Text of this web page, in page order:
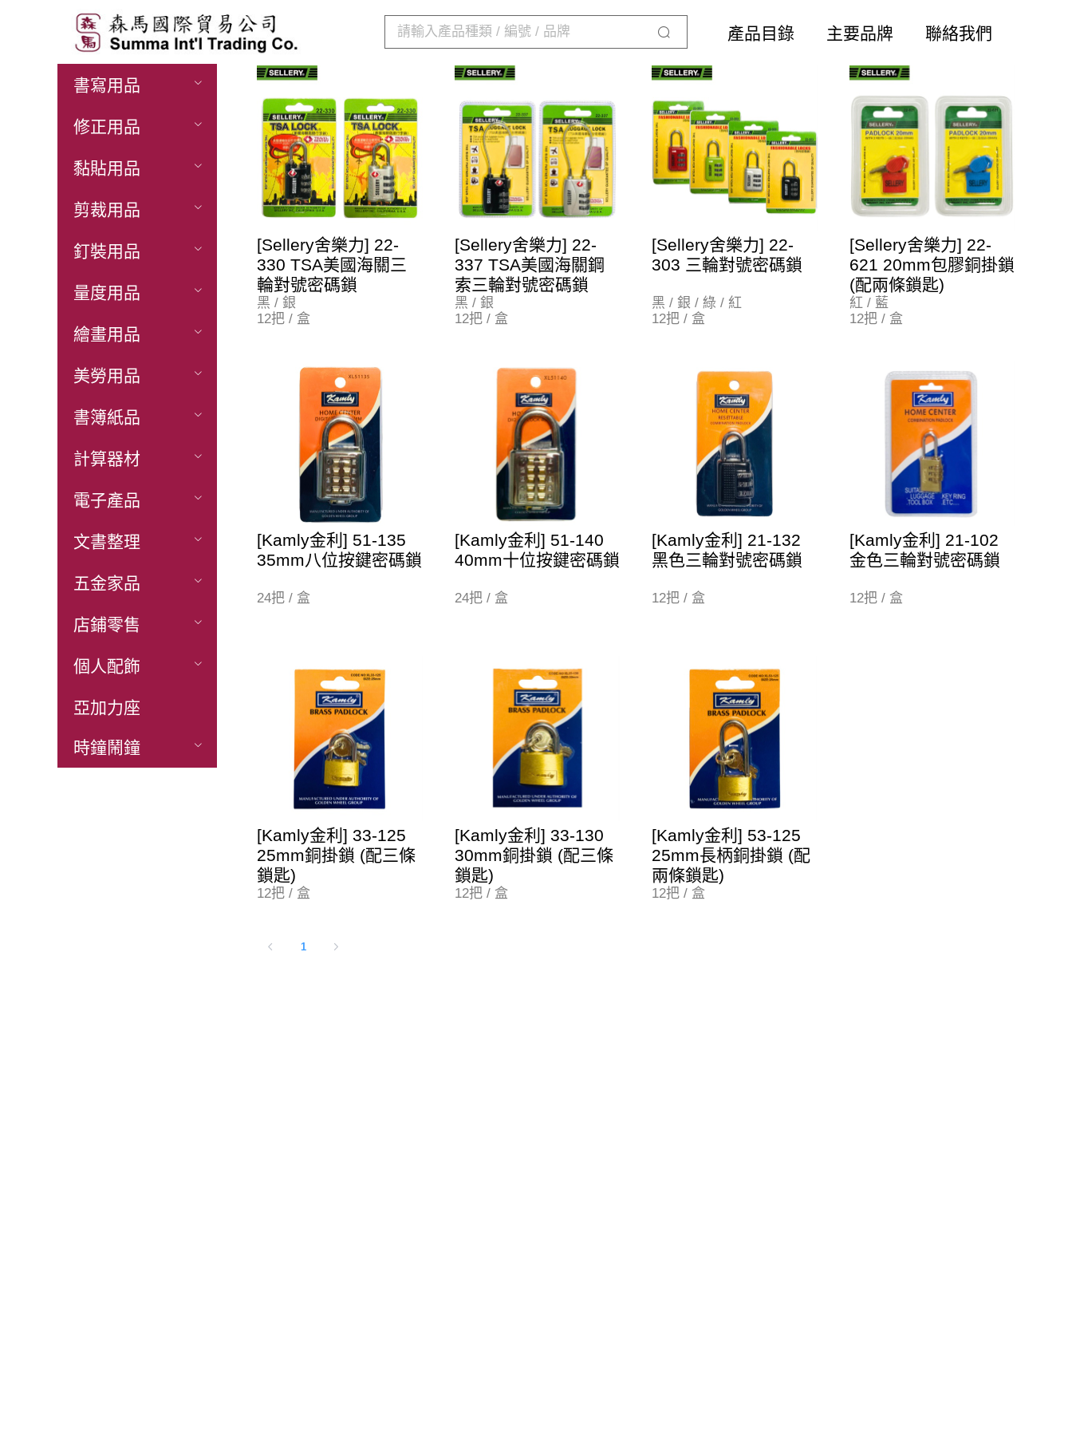
產品目錄 主要品牌 聯絡我們
書寫用品
修正用品
黏貼用品
剪裁用品
釘裝用品
量度用品
繪畫用品
美勞用品
書簿紙品
計算器材
電子產品
文書整理
五金家品
店鋪零售
個人配飾
亞加力座
時鐘鬧鐘
[Sellery舍樂力] 22-
330 TSA美國海關三
輪對號密碼鎖
黑 / 銀
12把 / 盒
[Sellery舍樂力] 22-
337 TSA美國海關鋼
索三輪對號密碼鎖
黑 / 銀
12把 / 盒
[Sellery舍樂力] 22-
303 三輪對號密碼鎖
黑 / 銀 / 綠 / 紅
12把 / 盒
[Sellery舍樂力] 22-
621 20mm包膠銅掛鎖
(配兩條鎖匙)
紅 / 藍
12把 / 盒
[Kamly金利] 51-135
35mm八位按鍵密碼鎖
24把 / 盒
[Kamly金利] 51-140
40mm十位按鍵密碼鎖
24把 / 盒
[Kamly金利] 21-132
黑色三輪對號密碼鎖
12把 / 盒
[Kamly金利] 21-102
金色三輪對號密碼鎖
12把 / 盒
[Kamly金利] 33-125
25mm銅掛鎖 (配三條
鎖匙)
12把 / 盒
[Kamly金利] 33-130
30mm銅掛鎖 (配三條
鎖匙)
12把 / 盒
[Kamly金利] 53-125
25mm長柄銅掛鎖 (配
兩條鎖匙)
12把 / 盒
1